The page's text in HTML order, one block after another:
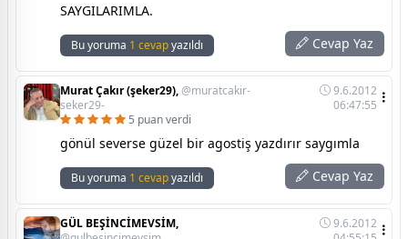
SAYGILARIMLA.
Bu yoruma 1 cevapyazıldı Cevap Yaz
Murat Çakır (şeker29),@muratcakir-
seker29-
9.6.2012
06:47:55
5 puan verdi
gönül severse güzel bir agostiş yazdırır saygımla
Bu yoruma 1 cevapyazıldı Cevap Yaz
GÜL BEŞİNCİMEVSİM,
9.6.2012